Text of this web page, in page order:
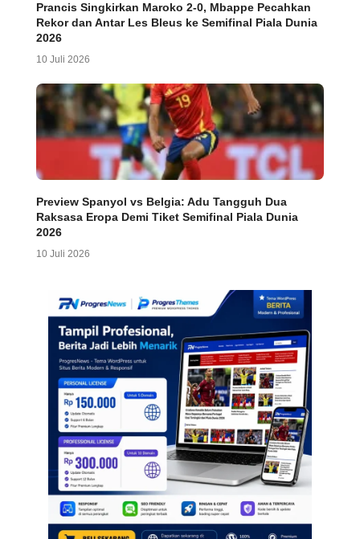
Prancis Singkirkan Maroko 2-0, Mbappe Pecahkan
Rekor dan Antar Les Bleus ke Semifinal Piala Dunia
2026
10 Juli 2026
Preview Spanyol vs Belgia: Adu Tangguh Dua
Raksasa Eropa Demi Tiket Semifinal Piala Dunia
2026
10 Juli 2026